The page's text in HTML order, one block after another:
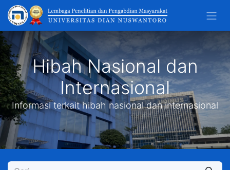
Hibah Nasional dan
Internasional
Informasi terkait hibah nasional dan internasional